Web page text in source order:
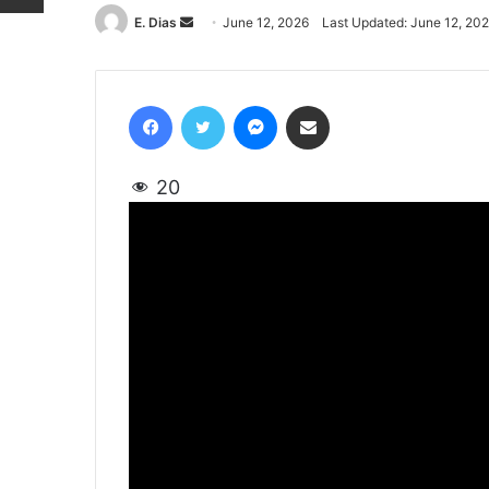
E. Dias
Send
email
June 12, 2026 Last Updated: June 12,
20